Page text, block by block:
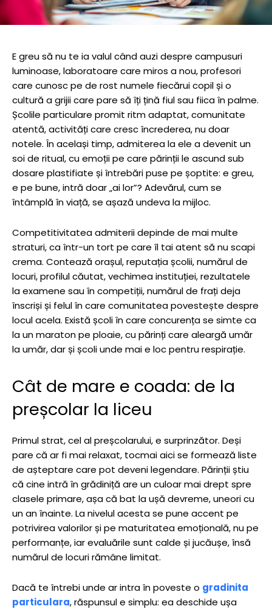
E greu să nu te ia valul când auzi despre campusuri
luminoase, laboratoare care miros a nou, profesori
care cunosc pe de rost numele fiecărui copil și o
cultură a grijii care pare să îți țină fiul sau fiica în palme.
Școlile particulare promit ritm adaptat, comunitate
atentă, activități care cresc încrederea, nu doar
notele. În același timp, admiterea la ele a devenit un
soi de ritual, cu emoții pe care părinții le ascund sub
dosare plastifiate și întrebări puse pe șoptite: e greu,
e pe bune, intră doar „ai lor”? Adevărul, cum se
întâmplă în viață, se așază undeva la mijloc.
Competitivitatea admiterii depinde de mai multe
straturi, ca într-un tort pe care îl tai atent să nu scapi
crema. Contează orașul, reputația școlii, numărul de
locuri, profilul căutat, vechimea instituției, rezultatele
la examene sau în competiții, numărul de frați deja
înscriși și felul în care comunitatea povestește despre
locul acela. Există școli în care concurența se simte ca
la un maraton pe ploaie, cu părinți care aleargă umăr
la umăr, dar și școli unde mai e loc pentru respirație.
Cât de mare e coada: de la
preșcolar la liceu
Primul strat, cel al preșcolarului, e surprinzător. Deși
pare că ar fi mai relaxat, tocmai aici se formează liste
de așteptare care pot deveni legendare. Părinții știu
că cine intră în grădiniță are un culoar mai drept spre
clasele primare, așa că bat la ușă devreme, uneori cu
un an înainte. La nivelul acesta se pune accent pe
potrivirea valorilor și pe maturitatea emoțională, nu pe
performanțe, iar evaluările sunt calde și jucăușe, însă
numărul de locuri rămâne limitat.
Dacă te întrebi unde ar intra în poveste o gradinita
particulara, răspunsul e simplu: ea deschide ușa